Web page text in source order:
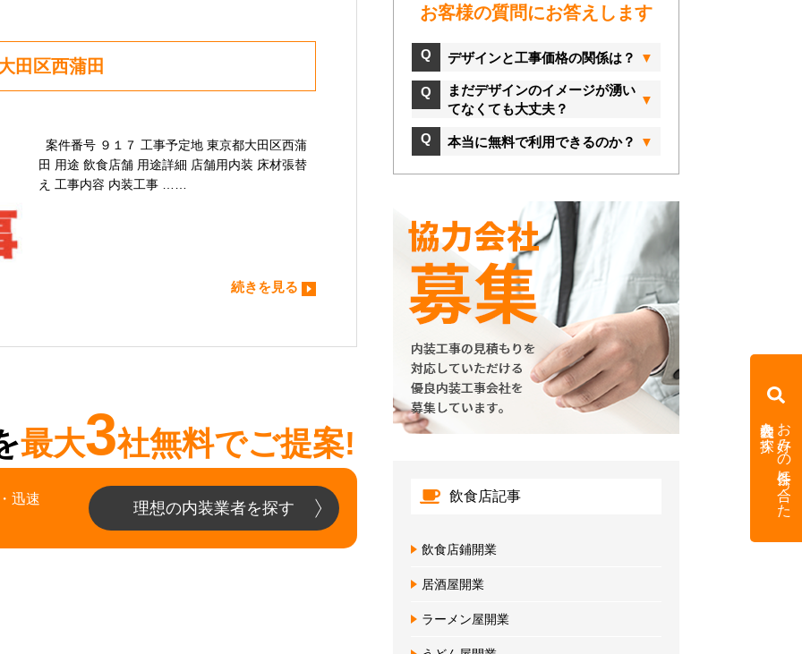
田区西蒲田
案件番号 ９１７ 工事予定地 東京都大田区西蒲
田 用途 飲食店舗 用途詳細 店舗用内装 床材張替
え 工事内容 内装工事 ……
続きを見る
最大3社無料でご提案!
迅速
理想の内装業者を探す
お客様の質問にお答えします
デザインと工事価格の関係は？
まだデザインのイメージが湧い
てなくても大丈夫？
本当に無料で利用できるのか？
飲食店記事
飲食店鋪開業
居酒屋開業
ラーメン屋開業
お好みの条件に合った
内装会社を探す